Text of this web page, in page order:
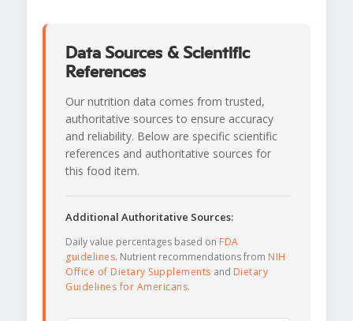
Data Sources & Scientific
References
Our nutrition data comes from trusted,
authoritative sources to ensure accuracy
and reliability. Below are specific scientific
references and authoritative sources for
this food item.
Additional Authoritative Sources:
Daily value percentages based on FDA
guidelines. Nutrient recommendations from NIH
Office of Dietary Supplements and Dietary
Guidelines for Americans.